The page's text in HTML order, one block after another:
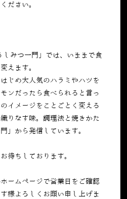
ださい。
みつ一門」では、いままで食
えます。
じめ大人気のハラミやハツを
ンだったら食べられると言っ
イメージをことごとく変える
りなす味。調理法と焼きかた
」から発信しています。
待ちしております。
ームページで営業日をご確認
様よろしくお願い申し上げま